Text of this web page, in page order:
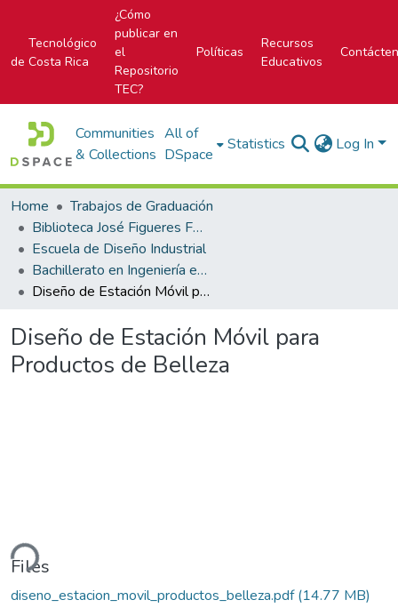
Tecnológico
de Costa Rica
¿Cómo
publicar en
el
Repositorio
TEC?
Políticas
Recursos
Educativos
Communities
& Collections
All of
DSpace
Statistics Log In
Home
Trabajos de Graduación
Biblioteca José Figueres Ferrer
Escuela de Diseño Industrial
Bachillerato en Ingeniería en Diseño Industrial
Diseño de Estación Móvil para Productos de Belleza
Diseño de Estación Móvil para
Productos de Belleza
Files
diseno_estacion_movil_productos_belleza.pdf(14.77 MB)